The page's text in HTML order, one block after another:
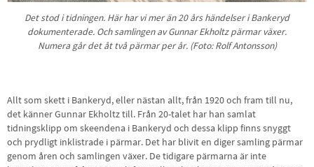
Det stod i tidningen. Här har vi mer än 20 års händelser i Bankeryd
dokumenterade. Och samlingen av Gunnar Ekholtz pärmar växer.
Numera går det åt två pärmar per år. (Foto: Rolf Antonsson)
Allt som skett i Bankeryd, eller nästan allt, från 1920 och fram till nu,
det känner Gunnar Ekholtz till. Från 20-talet har han samlat
tidningsklipp om skeendena i Bankeryd och dessa klipp finns snyggt
och prydligt inklistrade i pärmar. Det har blivit en diger samling pärmar
genom åren och samlingen växer. De tidigare pärmarna är inte